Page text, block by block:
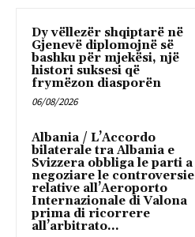
Dy vëllezër shqiptarë në
Gjenevë diplomojnë së
bashku për mjekësi, një
histori suksesi që
frymëzon diasporën
06/08/2026
Albania / L’Accordo
bilaterale tra Albania e
Svizzera obbliga le parti a
negoziare le controversie
relative all’Aeroporto
Internazionale di Valona
prima di ricorrere
all’arbitrato...